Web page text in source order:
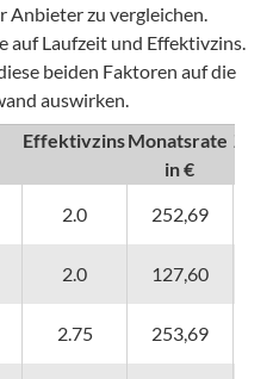
Anbieter zu vergleichen.
auf Laufzeit und Effektivzins.
beiden Faktoren auf die
auswirken.
EffektivzinsMonatsrate
in €
2.0 252,69
2.0 127,60
2.75 253,69